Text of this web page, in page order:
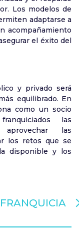
Los modelos de
adaptarse a
acompañamiento
el éxito del
y privado será
equilibrado. En
como un socio
las
aprovechar las
los retos que se
disponible y los